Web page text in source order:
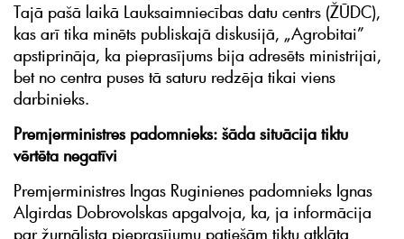
Tajā pašā laikā Lauksaimniecības datu centrs (ŽŪDC),
kas arī tika minēts publiskajā diskusijā, „Agrobitai”
apstiprināja, ka pieprasījums bija adresēts ministrijai,
bet no centra puses tā saturu redzēja tikai viens
darbinieks.
Premjerministres padomnieks: šāda situācija tiktu
vērtēta negatīvi
Premjerministres Ingas Ruginienes padomnieks Ignas
Algirdas Dobrovolskas apgalvoja, ka, ja informācija
par žurnālista pieprasījumu patiešām tiktu atklāta